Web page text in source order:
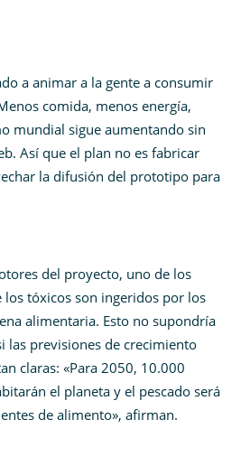
a animar a la gente a consumir
comida, menos energía,
mundial sigue aumentando sin
Así que el plan no es fabricar
la difusión del prototipo para
del proyecto, uno de los
los tóxicos son ingeridos por los
alimentaria. Esto no supondría
las previsiones de crecimiento
claras: «Para 2050, 10.000
el planeta y el pescado será
de alimento», afirman.